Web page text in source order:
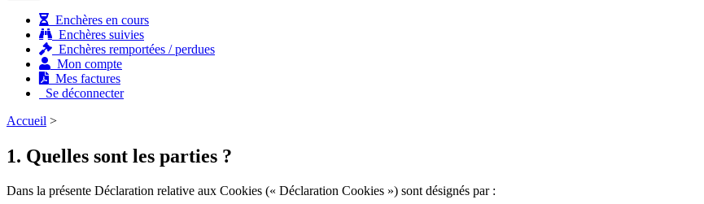
Enchères en cours
Enchères suivies
Enchères remportées / perdues
Mon compte
Mes factures
Se déconnecter
Accueil >
1. Quelles sont les parties ?
Dans la présente Déclaration relative aux Cookies (« Déclaration Cookies ») sont désignés par :